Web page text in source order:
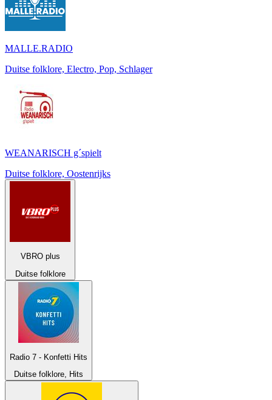
MALLE.RADIO
Duitse folklore, Electro, Pop, Schlager
WEANARISCH g´spielt
Duitse folklore, Oostenrijks
VBRO plus
Duitse folklore
Radio 7 - Konfetti Hits
Duitse folklore, Hits